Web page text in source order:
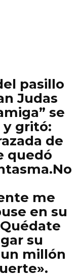
pasillo
Judas
se
y gritó:
de
quedó
me
en su
su
millón